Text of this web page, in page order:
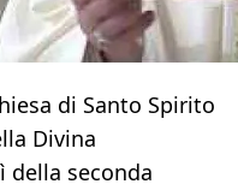
di Santo Spirito
Divina
della seconda